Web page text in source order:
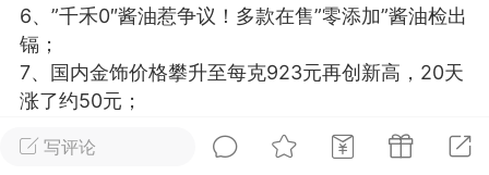
闪充小白罐
本/双效闪充，养出紧致小白脸！一、项
充小白罐 = 闪充大白肌（仪器）× 草本
产品）×极光嫩肤啫喱（产品）这是一套
护...写评论
6、”千禾0″酱油惹争议！多款在售”零添加”酱油检出
镉；
7、国内金饰价格攀升至每克923元再创新高，20天
涨了约50元；
8、印度官员：近日，印度安全人员与反政府武装在
恰蒂斯加尔邦发生交火，致23人死亡；